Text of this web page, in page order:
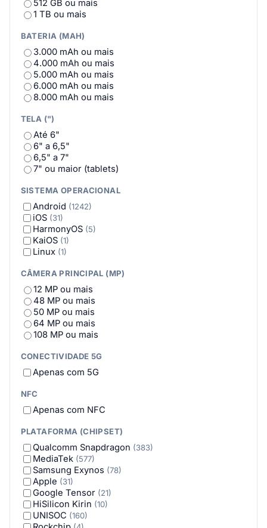
ROG (Republic of Gamers)
Samsung(172)
Semp (4)
TCL(33)
Teclast(19)
TECNO(90)
TecToy(1)
UMIDIGI(4)
VAIO(2)
WIKO
Xiaomi
512 GB ou mais
1 TB ou mais
BATERIA (MAH)
3.000 mAh ou mais
4.000 mAh ou mais
5.000 mAh ou mais
6.000 mAh ou mais
8.000 mAh ou mais
TELA (")
Até 6"
6" a 6,5"
6,5" a 7"
7" ou maior (tablets)
SISTEMA OPERACIONAL
Android (1242)
iOS (31)
HarmonyOS (5)
KaiOS (1)
Linux (1)
CÂMERA PRINCIPAL (MP)
12 MP ou mais
48 MP ou mais
50 MP ou mais
64 MP ou mais
108 MP ou mais
CONECTIVIDADE 5G
Apenas com 5G
NFC
Apenas com NFC
PLATAFORMA (CHIPSET)
Qualcomm Snapdragon (383)
MediaTek (577)
Samsung Exynos (78)
Apple (31)
Google Tensor (21)
HiSilicon Kirin (10)
UNISOC (160)